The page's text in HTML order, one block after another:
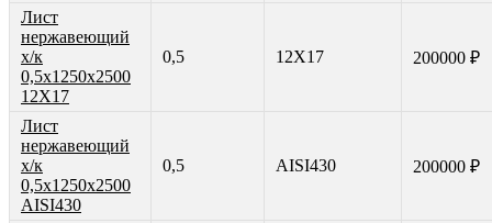
Лист
нержавеющий
х/к
0,5х1250х2500
12Х17
0,5 12Х17 200000 ₽
Лист
нержавеющий
х/к
0,5х1250х2500
AISI430
0,5 AISI430 200000 ₽